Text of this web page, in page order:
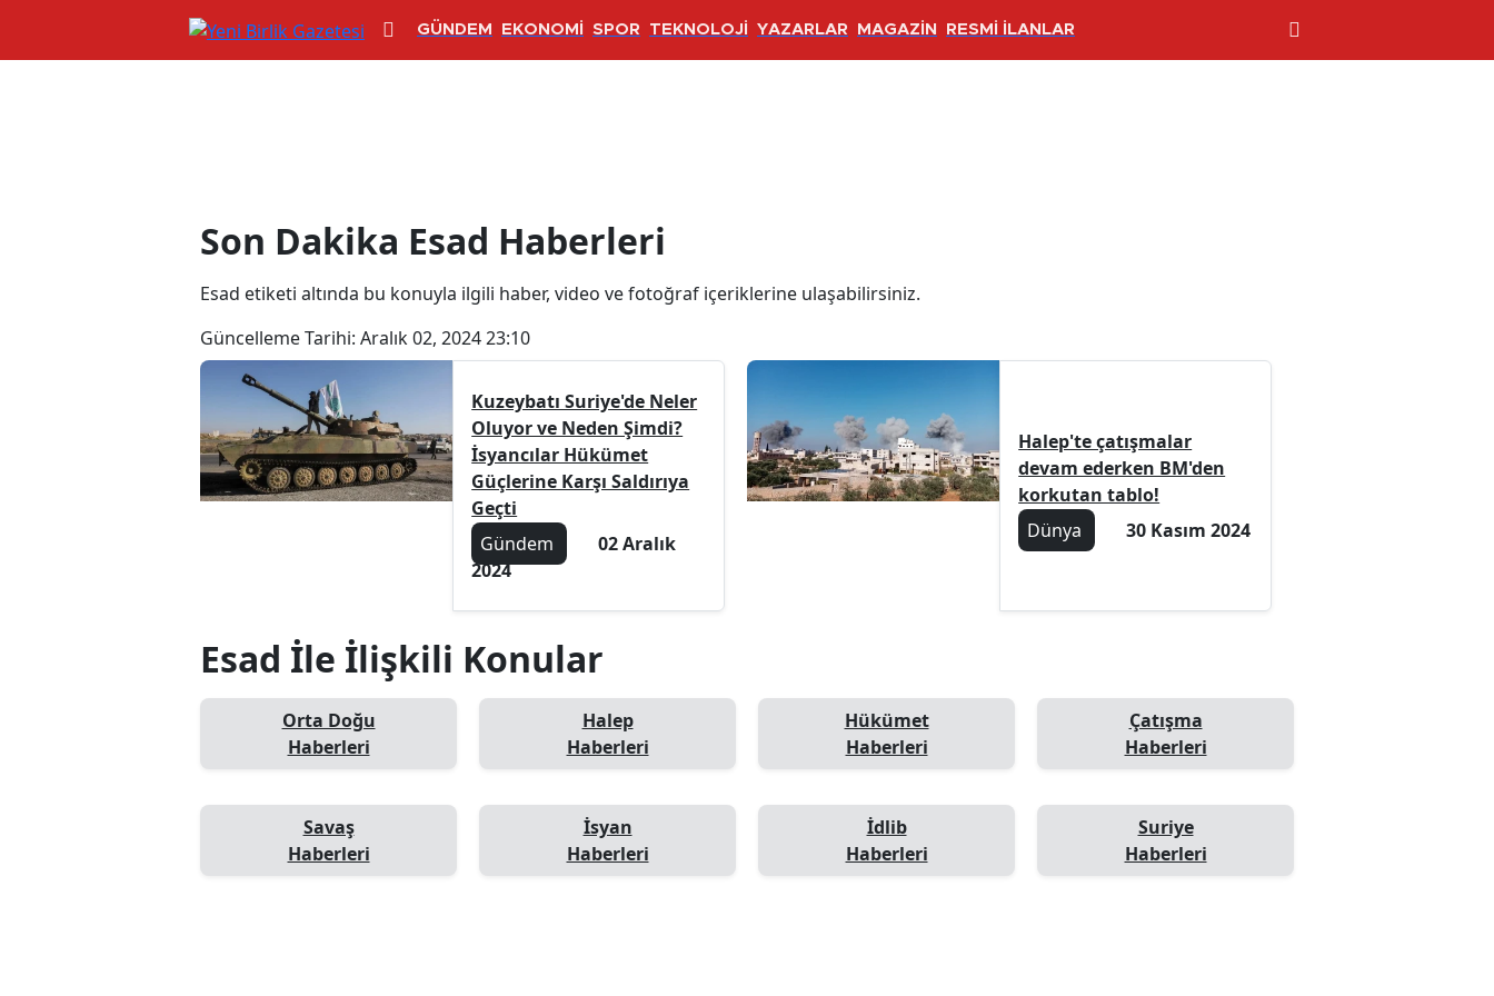
GÜNDEM EKONOMİ SPOR TEKNOLOJİ YAZARLAR MAGAZİN RESMİ İLANLAR
Son Dakika Esad Haberleri
Esad etiketi altında bu konuyla ilgili haber, video ve fotoğraf içeriklerine ulaşabilirsiniz.
Güncelleme Tarihi: Aralık 02, 2024 23:10
Kuzeybatı Suriye'de Neler
Oluyor ve Neden Şimdi?
İsyancılar Hükümet
Güçlerine Karşı Saldırıya
Geçti
Gündem
02 Aralık
2024
Halep'te çatışmalar
devam ederken BM'den
korkutan tablo!
Dünya
30 Kasım 2024
Esad İle İlişkili Konular
Orta Doğu
Haberleri
Halep
Haberleri
Hükümet
Haberleri
Çatışma
Haberleri
Savaş
Haberleri
İsyan
Haberleri
İdlib
Haberleri
Suriye
Haberleri